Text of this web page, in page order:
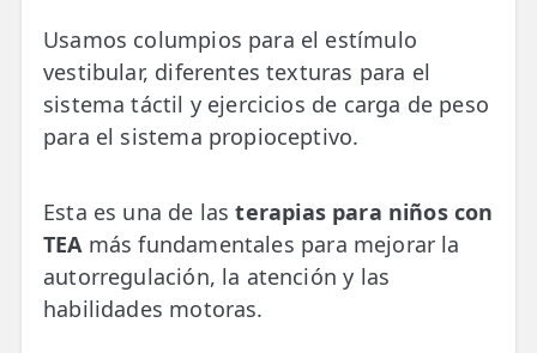
Usamos columpios para el estímulo
vestibular, diferentes texturas para el
sistema táctil y ejercicios de carga de peso
para el sistema propioceptivo.
Esta es una de lasterapias para niños con
TEAmás fundamentales para mejorar la
autorregulación, la atención y las
habilidades motoras.